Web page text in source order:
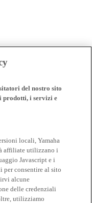
del nostro sito
prodotti, i servizi e
locali, Yamaha
affiliate utilizzano i
Javascript e i
per consentire al sito
alcune
delle credenziali
utilizziamo